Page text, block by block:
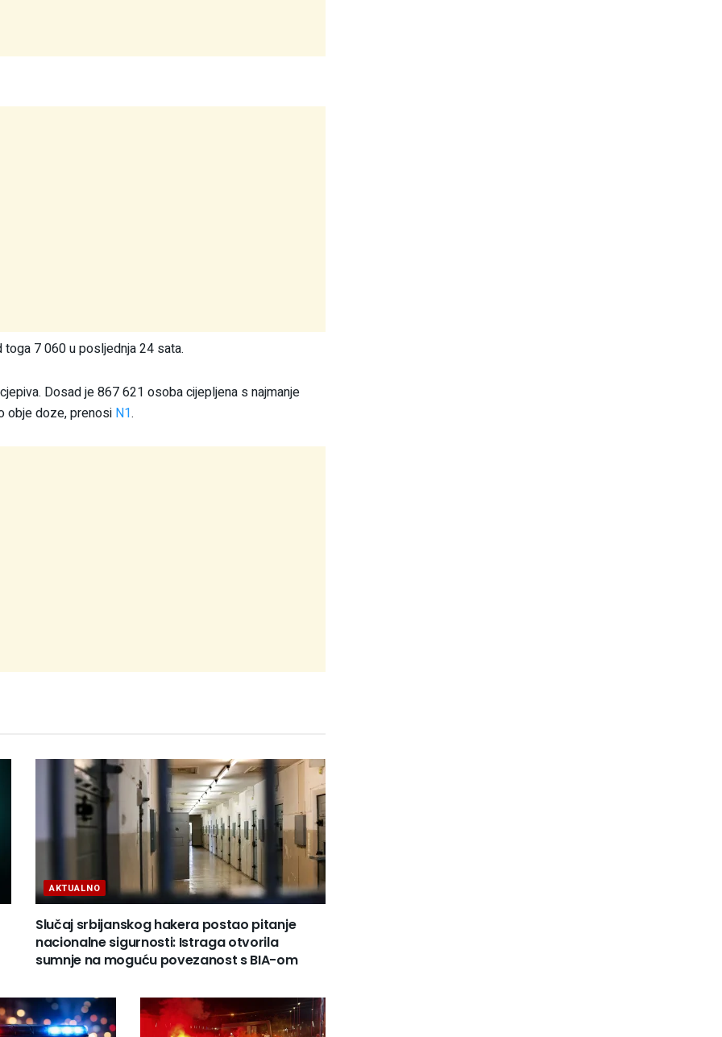
7 060 u posljednja 24 sata.
Dosad je 867 621 osoba cijepljena s najmanje
obje doze, prenosi N1.
AKTUALNO
Slučaj srbijanskog hakera postao pitanje
nacionalne sigurnosti: Istraga otvorila
sumnje na moguću povezanost s BIA-om